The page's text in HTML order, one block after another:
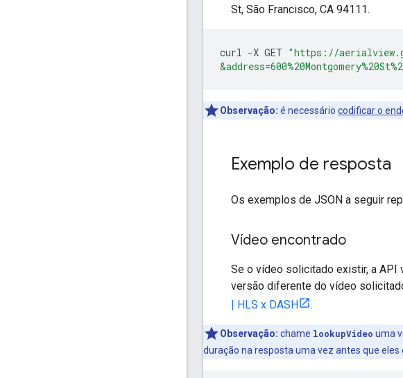
St, São Francisco, CA 94111.
curl -X GET "https://
Observação: é necessário codificar o
Exemplo de resposta
Os exemplos de JSON a seguir
Vídeo encontrado
Se o vídeo solicitado existir, a API
versão diferente do vídeo
| HLS x DASH
.
Observação: chame lookupVideo uma
duração na resposta uma vez antes que eles